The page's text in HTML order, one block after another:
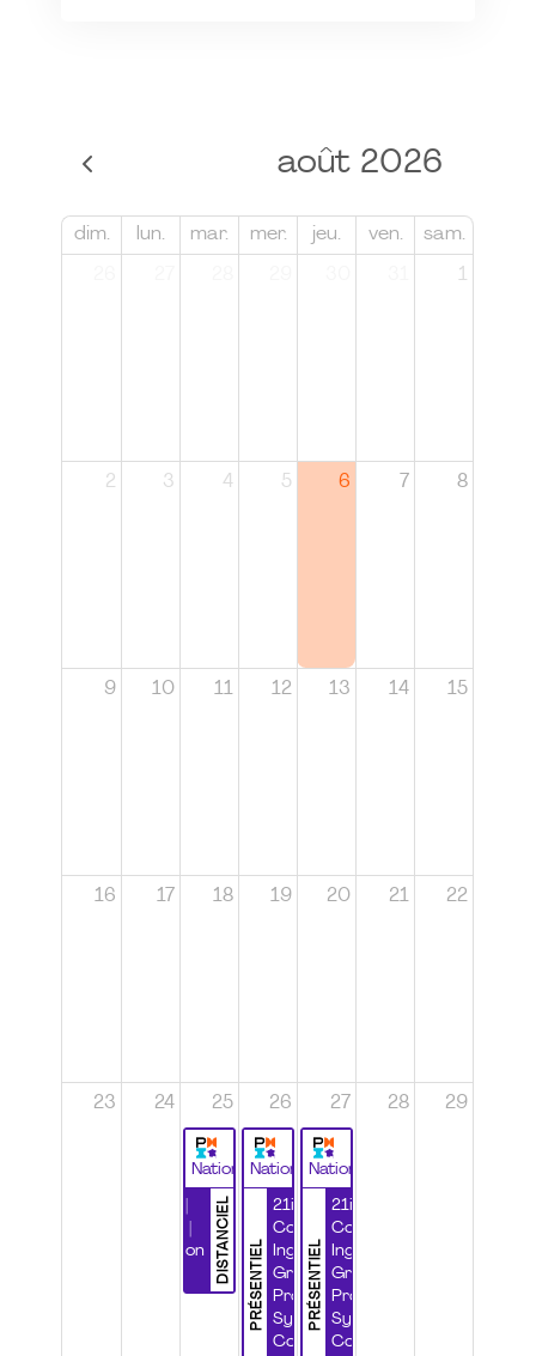
août 2026
dim. lun. mar. mer. jeu. ven. sam.
1
2 3 4 5 6 7 8
9 10 11 12 13 14 15
16 17 18 19 20 21 22
23 24 25
National
DISTANCIEL
Certification
26
National
PRÉSENTIEL
21ième
Congrès
Ingénierie
Grands
Projets et
Systèmes
Complexes
27
National
PRÉSENTIEL
21ième
Congrès
Ingénierie
Grands
Projets et
Systèmes
Complexes
28 29